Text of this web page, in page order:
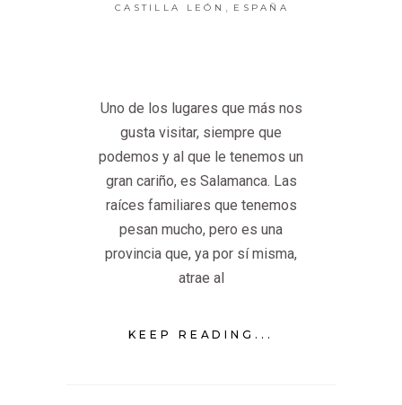
CASTILLA LEÓN ESPAÑA
Uno de los lugares que más nos
gusta visitar, siempre que
podemos y al que le tenemos un
gran cariño, es Salamanca. Las
raíces familiares que tenemos
pesan mucho, pero es una
provincia que, ya por sí misma,
atrae al
KEEP READING...